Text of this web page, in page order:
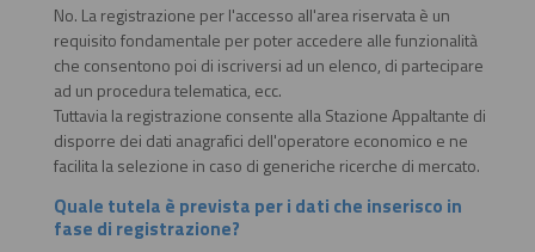
No. La registrazione per l'accesso all'area riservata è un
requisito fondamentale per poter accedere alle funzionalità
che consentono poi di iscriversi ad un elenco, di partecipare
ad un procedura telematica, ecc.
Tuttavia la registrazione consente alla Stazione Appaltante di
disporre dei dati anagrafici dell'operatore economico e ne
facilita la selezione in caso di generiche ricerche di mercato.
Quale tutela è prevista per i dati che inserisco in
fase di registrazione?